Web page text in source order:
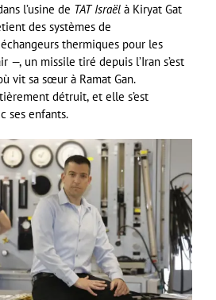
l’usine de TAT Israël à Kiryat Gat
des systèmes de
thermiques pour les
—, un missile tiré depuis l’Iran s’est
vit sa sœur à Ramat Gan.
détruit, et elle s’est
ses enfants.